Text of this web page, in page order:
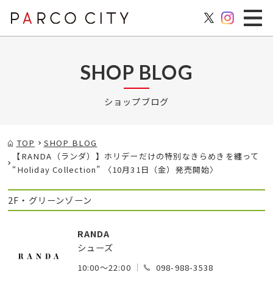
SHOP BLOG
ショップブログ
TOP
SHOP BLOG
【RANDA（ランダ）】ホリデーだけの特別なきらめきを纏って
“Holiday Collection” 〈10月31日（金）発売開始〉
2F・グリーンゾーン
RANDA
シューズ
10:00～22:00 098-988-3538